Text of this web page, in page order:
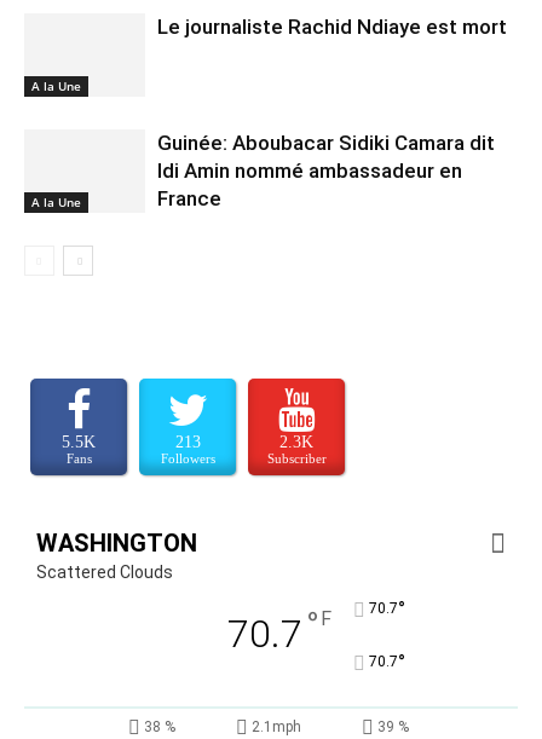
A la Une
Le journaliste Rachid Ndiaye est mort
A la Une
Guinée: Aboubacar Sidiki Camara dit
Idi Amin nommé ambassadeur en
France
5.5K
Fans
213
Followers
2.3K
Subscriber
WASHINGTON
Scattered Clouds
70.7 ° F 70.7°
70.7°
38 % 2.1mph 39 %